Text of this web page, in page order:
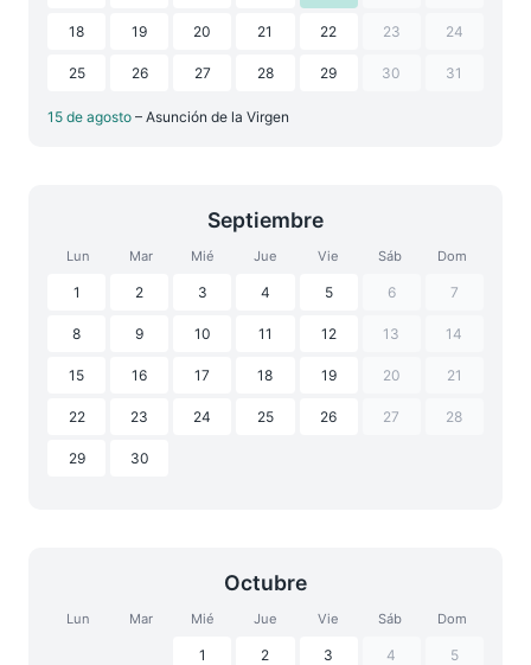
18 19 20 21 22 23 24
25 26 27 28 29 30 31
15 de agosto – Asunción de la Virgen
Septiembre
Lun Mar Mié Jue Vie Sáb Dom
1 2 3 4 5 6 7
8 9 10 11 12 13 14
15 16 17 18 19 20 21
22 23 24 25 26 27 28
29 30
Octubre
Lun Mar Mié Jue Vie Sáb Dom
1 2 3 4 5